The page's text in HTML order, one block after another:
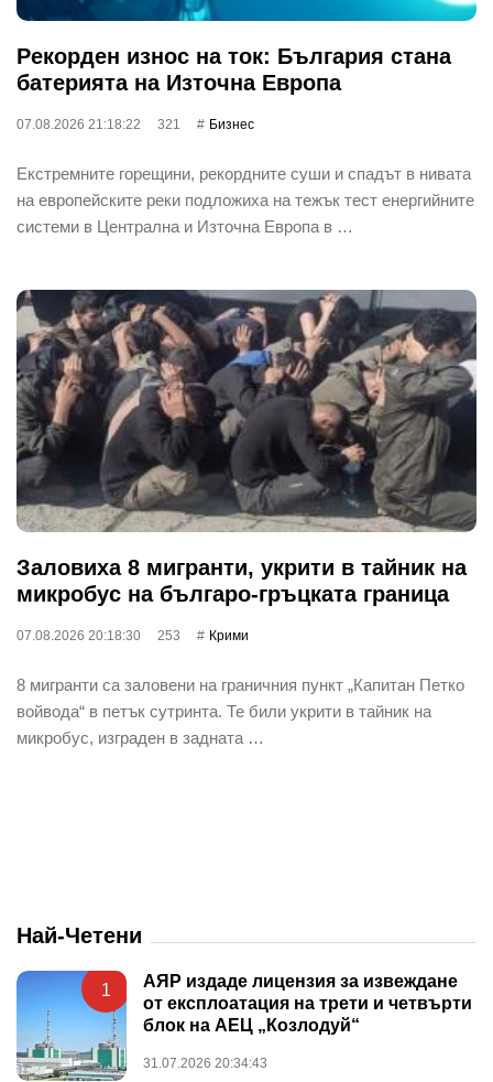
Рекорден износ на ток: България стана
батерията на Източна Европа
07.08.2026 21:18:22 321 Бизнес
Екстремните горещини, рекордните суши и спадът в нивата
на европейските реки подложиха на тежък тест енергийните
системи в Централна и Източна Европа в …
Заловиха 8 мигранти, укрити в тайник на
микробус на българо-гръцката граница
07.08.2026 20:18:30 253 Крими
8 мигранти са заловени на граничния пункт „Капитан Петко
войвода“ в петък сутринта. Те били укрити в тайник на
микробус, изграден в задната …
Най-Четени
1
АЯР издаде лицензия за извеждане
от експлоатация на трети и четвърти
блок на АЕЦ „Козлодуй“
31.07.2026 20:34:43